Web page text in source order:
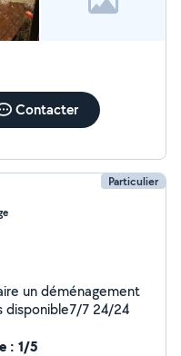
Contacter
Particulier
un déménagement
disponible7/7 24/24
: 1/5